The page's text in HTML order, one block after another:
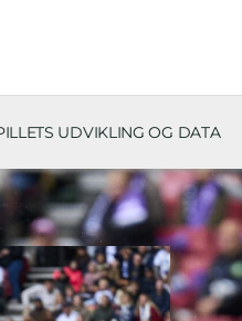
UDVIKLING OG DATA